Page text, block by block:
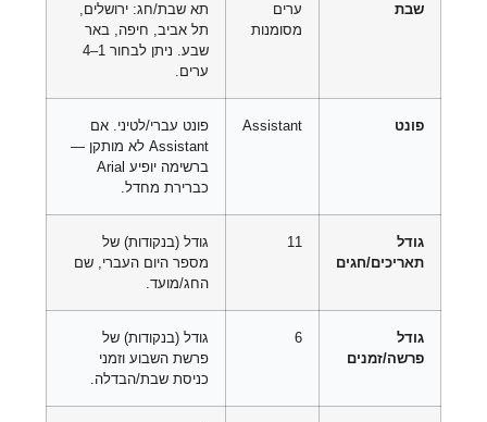
שבת
ערים
מסומנות
תא שבת/חג: ירושלים,
תל אביב, חיפה, באר
שבע. ניתן לבחור 1–4
ערים.
פונט Assistant
פונט עברי/לטיני. אם
Assistant לא מותקן —
ברשימה יופיע Arial
כברירת מחדל.
גודל
תאריכים/חגים
11
גודל (בנקודות) של
מספר היום העברי, שם
החג/מועד.
גודל
פרשה/זמנים
6
גודל (בנקודות) של
פרשת השבוע וזמני
כניסת שבת/הבדלה.